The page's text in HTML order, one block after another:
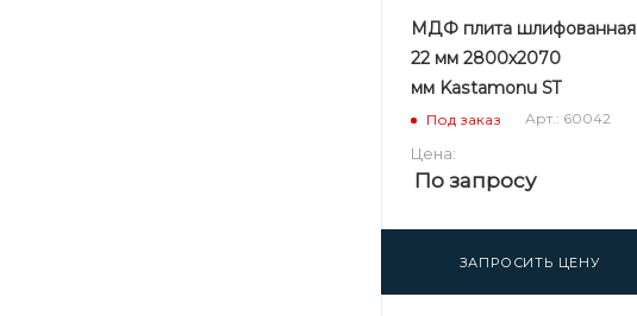
МДФ плита шлифованная
22 мм 2800х2070
мм Kastamonu ST
Под заказ Арт.: 60042
Цена:
По запросу
ЗАПРОСИТЬ ЦЕНУ